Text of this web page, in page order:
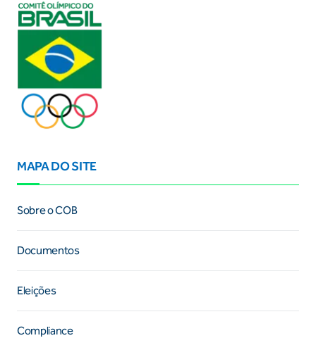
MAPA DO SITE
Sobre o COB
Documentos
Eleições
Compliance